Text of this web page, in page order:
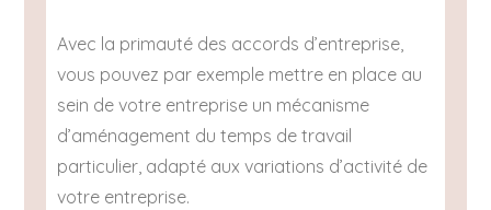
Avec la primauté des accords d’entreprise,
vous pouvez par exemple mettre en place au
sein de votre entreprise un mécanisme
d’aménagement du temps de travail
particulier, adapté aux variations d’activité de
votre entreprise.